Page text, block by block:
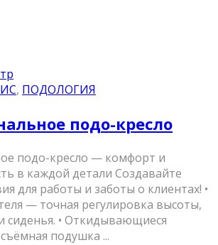
, ПОДОЛОГИЯ
подо-кресло
подо-кресло — комфорт и
в каждой детали Создавайте
для работы и заботы о клиентах! •
— точная регулировка высоты,
сиденья. • Откидывающиеся
подушка ...